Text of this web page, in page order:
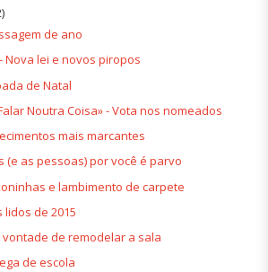
de ano
Nova lei e novos piropos
de Natal
Noutra Coisa» - Vota nos nomeados
mais marcantes
(e as pessoas) por você é parvo
e lambimento de carpete
lidos de 2015
vontade de remodelar a sala
de escola